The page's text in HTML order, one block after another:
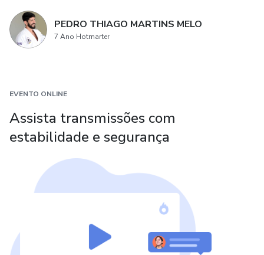
PEDRO THIAGO MARTINS MELO
7 Ano Hotmarter
EVENTO ONLINE
Assista transmissões com
estabilidade e segurança